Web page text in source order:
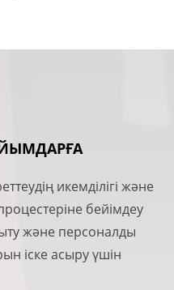
икемділігі және
бейімдеу
және персоналды
іске асыру үшін